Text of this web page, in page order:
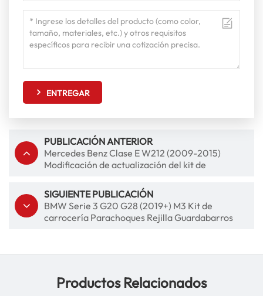
ENTREGAR
PUBLICACIÓN ANTERIOR
Mercedes Benz Clase E W212 (2009-2015)
Modificación de actualización del kit de
SIGUIENTE PUBLICACIÓN
BMW Serie 3 G20 G28 (2019+) M3 Kit de
carrocería Parachoques Rejilla Guardabarros
Productos Relacionados